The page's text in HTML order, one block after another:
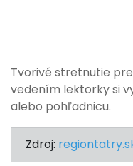
Tvorivé stretnutie
vedením lektorky si
alebo pohľadnicu.
Zdroj: